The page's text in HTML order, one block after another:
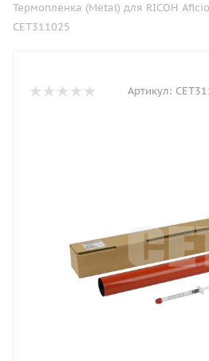
Термопленка (Metal) для RICOH
CET311025
Артикул: